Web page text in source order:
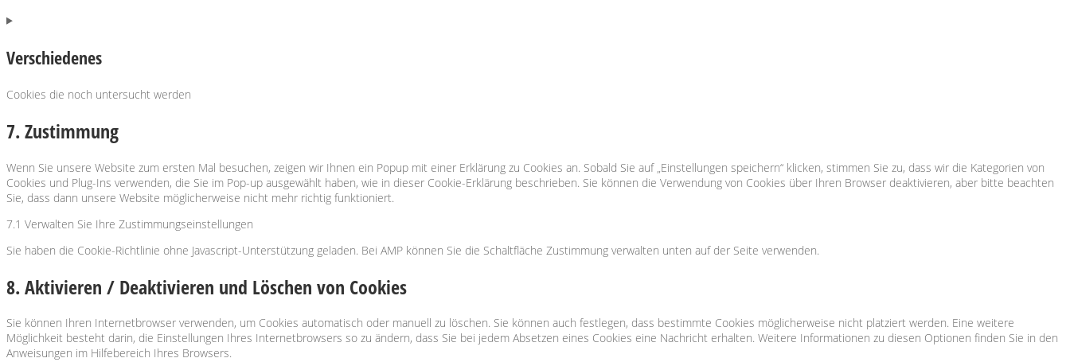
Consent
service
polylang
Verschiedenes
Cookies die noch untersucht werden
to
verschiedenes
7. Zustimmung
Wenn Sie unsere Website zum ersten Mal besuchen, zeigen wir Ihnen ein Popup mit einer Erklärung zu Cookies an. Sobald Sie auf „Einstellungen speichern“ klicken, stimmen Sie zu, dass wir die Kategorien von
Cookies und Plug-Ins verwenden, die Sie im Pop-up ausgewählt haben, wie in dieser Cookie-Erklärung beschrieben. Sie können die Verwendung von Cookies über Ihren Browser deaktivieren, aber bitte beachten
Sie, dass dann unsere Website möglicherweise nicht mehr richtig funktioniert.
7.1 Verwalten Sie Ihre Zustimmungseinstellungen
Sie haben die Cookie-Richtlinie ohne Javascript-Unterstützung geladen. Bei AMP können Sie die Schaltfläche Zustimmung verwalten unten auf der Seite verwenden.
8. Aktivieren / Deaktivieren und Löschen von Cookies
Sie können Ihren Internetbrowser verwenden, um Cookies automatisch oder manuell zu löschen. Sie können auch festlegen, dass bestimmte Cookies möglicherweise nicht platziert werden. Eine weitere
Möglichkeit besteht darin, die Einstellungen Ihres Internetbrowsers so zu ändern, dass Sie bei jedem Absetzen eines Cookies eine Nachricht erhalten. Weitere Informationen zu diesen Optionen finden Sie in den
Anweisungen im Hilfebereich Ihres Browsers.